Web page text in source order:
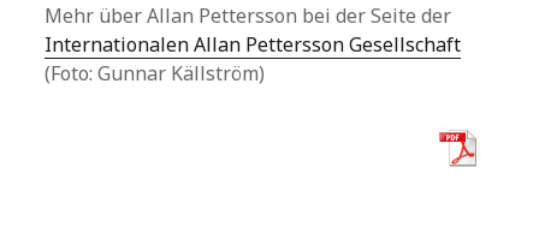
Mehr über Allan Pettersson bei der Seite der
Internationalen Allan Pettersson Gesellschaft
(Foto: Gunnar Källström)